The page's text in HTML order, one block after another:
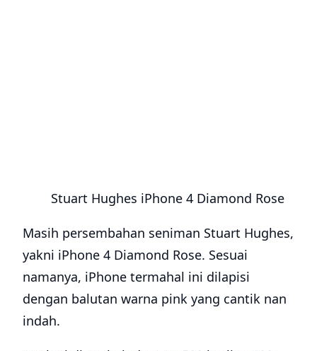
Stuart Hughes iPhone 4 Diamond Rose
Masih persembahan seniman Stuart Hughes,
yakni iPhone 4 Diamond Rose. Sesuai
namanya, iPhone termahal ini dilapisi
dengan balutan warna pink yang cantik nan
indah.